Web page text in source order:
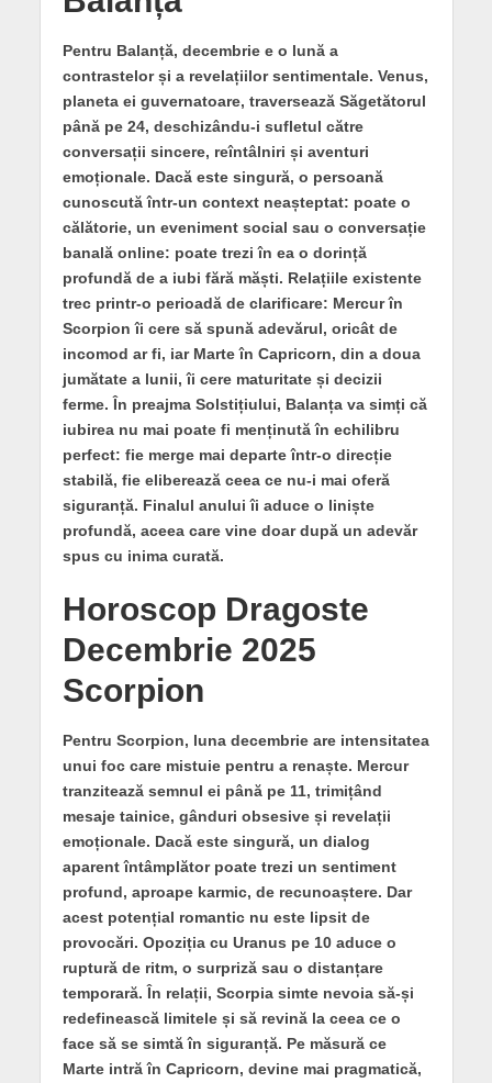
Pentru Balanță, decembrie e o lună a
contrastelor și a revelațiilor sentimentale. Venus,
planeta ei guvernatoare, traversează Săgetătorul
până pe 24, deschizându-i sufletul către
conversații sincere, reîntâlniri și aventuri
emoționale. Dacă este singură, o persoană
cunoscută într-un context neașteptat: poate o
călătorie, un eveniment social sau o conversație
banală online: poate trezi în ea o dorință
profundă de a iubi fără măști. Relațiile existente
trec printr-o perioadă de clarificare: Mercur în
Scorpion îi cere să spună adevărul, oricât de
incomod ar fi, iar Marte în Capricorn, din a doua
jumătate a lunii, îi cere maturitate și decizii
ferme. În preajma Solstițiului, Balanța va simți că
iubirea nu mai poate fi menținută în echilibru
perfect: fie merge mai departe într-o direcție
stabilă, fie eliberează ceea ce nu-i mai oferă
siguranță. Finalul anului îi aduce o liniște
profundă, aceea care vine doar după un adevăr
spus cu inima curată.
Horoscop Dragoste
Decembrie 2025
Scorpion
Pentru Scorpion, luna decembrie are intensitatea
unui foc care mistuie pentru a renaște. Mercur
tranzitează semnul ei până pe 11, trimițând
mesaje tainice, gânduri obsesive și revelații
emoționale. Dacă este singură, un dialog
aparent întâmplător poate trezi un sentiment
profund, aproape karmic, de recunoaștere. Dar
acest potențial romantic nu este lipsit de
provocări. Opoziția cu Uranus pe 10 aduce o
ruptură de ritm, o surpriză sau o distanțare
temporară. În relații, Scorpia simte nevoia să-și
redefinească limitele și să revină la ceea ce o
face să se simtă în siguranță. Pe măsură ce
Marte intră în Capricorn, devine mai pragmatică,